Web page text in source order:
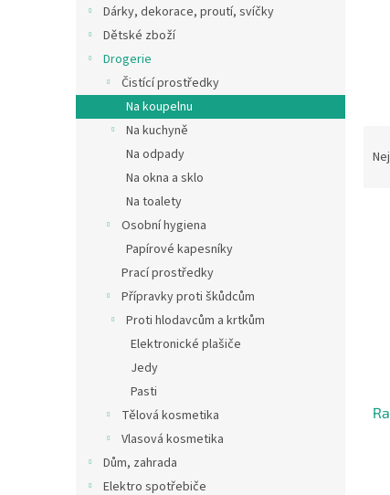
a
n
Dárky, dekorace, proutí, svíčky
Dětské zboží
Drogerie
Čistící prostředky
Na koupelnu
Na kuchyně
Na odpady
Na okna a sklo
Na toalety
Osobní hygiena
Papírové kapesníky
Prací prostředky
Přípravky proti škůdcům
Proti hlodavcům a krtkům
Elektronické plašiče
Jedy
Pasti
Tělová kosmetika
Vlasová kosmetika
Dům, zahrada
Elektro spotřebiče